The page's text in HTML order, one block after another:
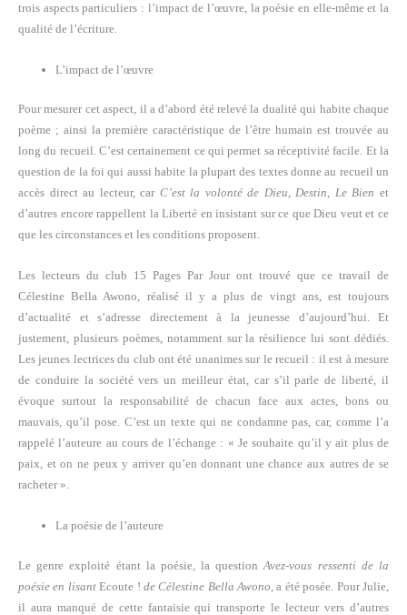
trois aspects particuliers : l’impact de l’œuvre, la poésie en elle-même et la
qualité de l’écriture.
L’impact de l’œuvre
Pour mesurer cet aspect, il a d’abord été relevé la dualité qui habite chaque
poème ; ainsi la première caractéristique de l’être humain est trouvée au
long du recueil. C’est certainement ce qui permet sa réceptivité facile. Et la
question de la foi qui aussi habite la plupart des textes donne au recueil un
accès direct au lecteur, car C’est la volonté de Dieu,Destin, Le Bien et
d’autres encore rappellent la Liberté en insistant sur ce que Dieu veut et ce
que les circonstances et les conditions proposent.
Les lecteurs du club 15 Pages Par Jour ont trouvé que ce travail de
Célestine Bella Awono, réalisé il y a plus de vingt ans, est toujours
d’actualité et s’adresse directement à la jeunesse d’aujourd’hui. Et
justement, plusieurs poèmes, notamment sur la résilience lui sont dédiés.
Les jeunes lectrices du club ont été unanimes sur le recueil : il est à mesure
de conduire la société vers un meilleur état, car s’il parle de liberté, il
évoque surtout la responsabilité de chacun face aux actes, bons ou
mauvais, qu’il pose. C’est un texte qui ne condamne pas, car, comme l’a
rappelé l’auteure au cours de l’échange : « Je souhaite qu’il y ait plus de
paix, et on ne peux y arriver qu’en donnant une chance aux autres de se
racheter ».
La poésie de l’auteure
Le genre exploité étant la poésie, la questionAvez-vous ressenti de la
poésie en lisantEcoute ! de Célestine Bella Awono , a été posée. Pour Julie,
il aura manqué de cette fantaisie qui transporte le lecteur vers d’autres